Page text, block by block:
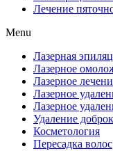
Лечение
Menu
Лазерная
Лазерное
Лазерное
Лазерное
Лазерное
Удаление
Косметология
Пересадка волос